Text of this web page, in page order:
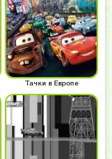
Тачки в Европе